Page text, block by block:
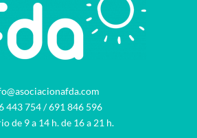
443 754/691 846 596
de 9 a 14 h. de 16 a 21 h.